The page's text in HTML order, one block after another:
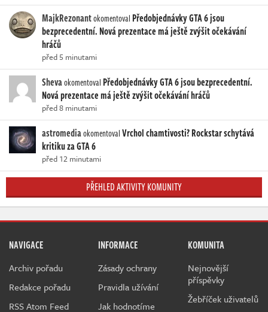
MajkRezonantokomentoval Předobjednávky GTA 6 jsou
bezprecedentní. Nová prezentace má ještě zvýšit očekávání
hráčů
před 5 minutami
Shevaokomentoval Předobjednávky GTA 6 jsou bezprecedentní.
Nová prezentace má ještě zvýšit očekávání hráčů
před 8 minutami
astromediaokomentovalVrchol chamtivosti? Rockstar schytává
kritiku za GTA 6
před 12 minutami
PŘEHLED AKTIVITY KOMUNITY
NAVIGACE
Archiv pořadu
Redakce pořadu
RSS Atom Feed
INFORMACE
Zásady ochrany
Pravidla užívání
Jak hodnotíme
KOMUNITA
Nejnovější
příspěvky
Žebříček uživatelů